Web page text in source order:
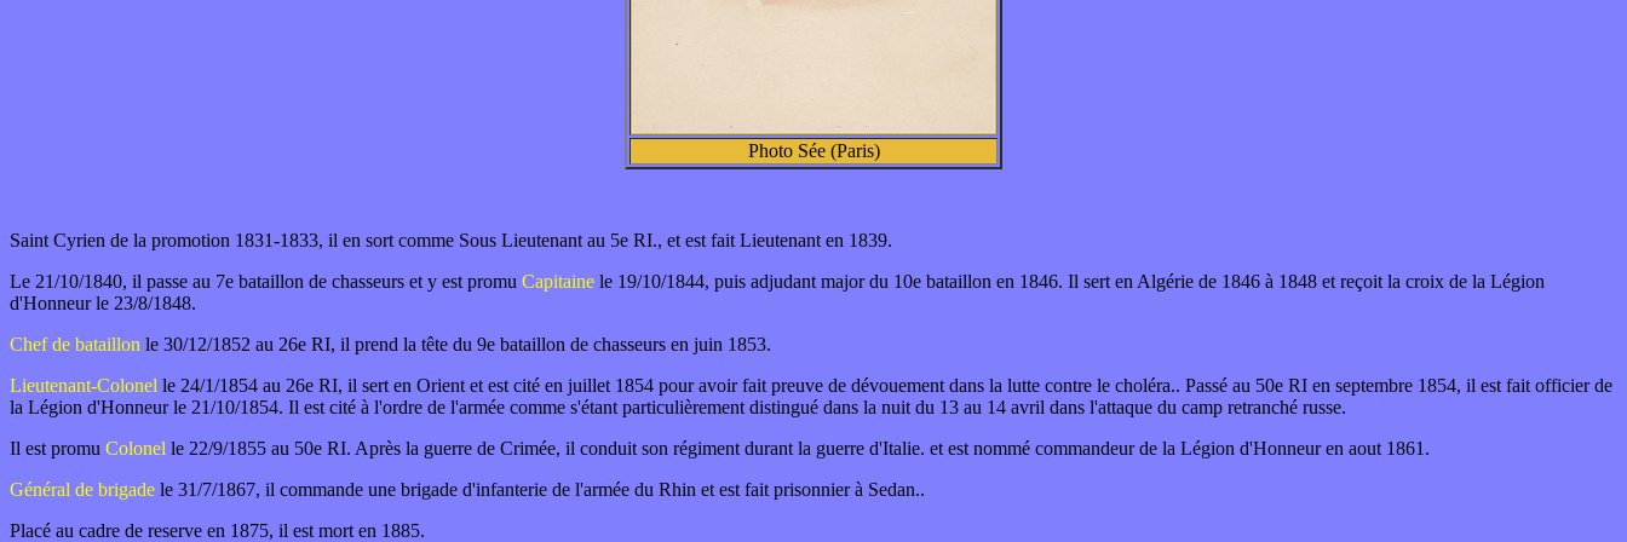
Photo Sée (Paris)
Saint Cyrien de la promotion 1831-1833, il en sort comme Sous Lieutenant au 5e RI., et est fait Lieutenant en 1839.
Le 21/10/1840, il passe au 7e bataillon de chasseurs et y est promu Capitaine le 19/10/1844, puis adjudant major du 10e bataillon en 1846. Il sert en Algérie de 1846 à 1848 et reçoit la croix de la Légion
d'Honneur le 23/8/1848.
Chef de bataillon le 30/12/1852 au 26e RI, il prend la tête du 9e bataillon de chasseurs en juin 1853.
Lieutenant-Colonel le 24/1/1854 au 26e RI, il sert en Orient et est cité en juillet 1854 pour avoir fait preuve de dévouement dans la lutte contre le choléra.. Passé au 50e RI en septembre 1854, il est fait officier de
la Légion d'Honneur le 21/10/1854. Il est cité à l'ordre de l'armée comme s'étant particulièrement distingué dans la nuit du 13 au 14 avril dans l'attaque du camp retranché russe.
Il est promu Colonel le 22/9/1855 au 50e RI. Après la guerre de Crimée, il conduit son régiment durant la guerre d'Italie. et est nommé commandeur de la Légion d'Honneur en aout 1861.
Général de brigade le 31/7/1867, il commande une brigade d'infanterie de l'armée du Rhin et est fait prisonnier à Sedan..
Placé au cadre de reserve en 1875, il est mort en 1885.